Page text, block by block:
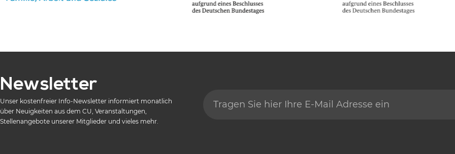
Newsletter
Unser kostenfreier Info-Newsletter informiert monatlich
über Neuigkeiten aus dem CU, Veranstaltungen,
Stellenangebote unserer Mitglieder und vieles mehr.